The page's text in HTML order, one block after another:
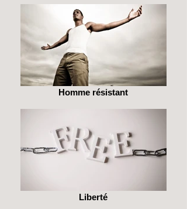
Homme résistant
Liberté